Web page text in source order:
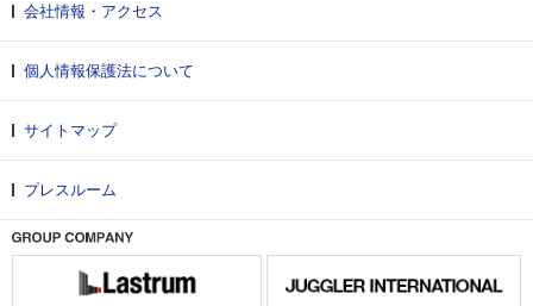
会社情報・アクセス
個人情報保護法について
サイトマップ
プレスルーム